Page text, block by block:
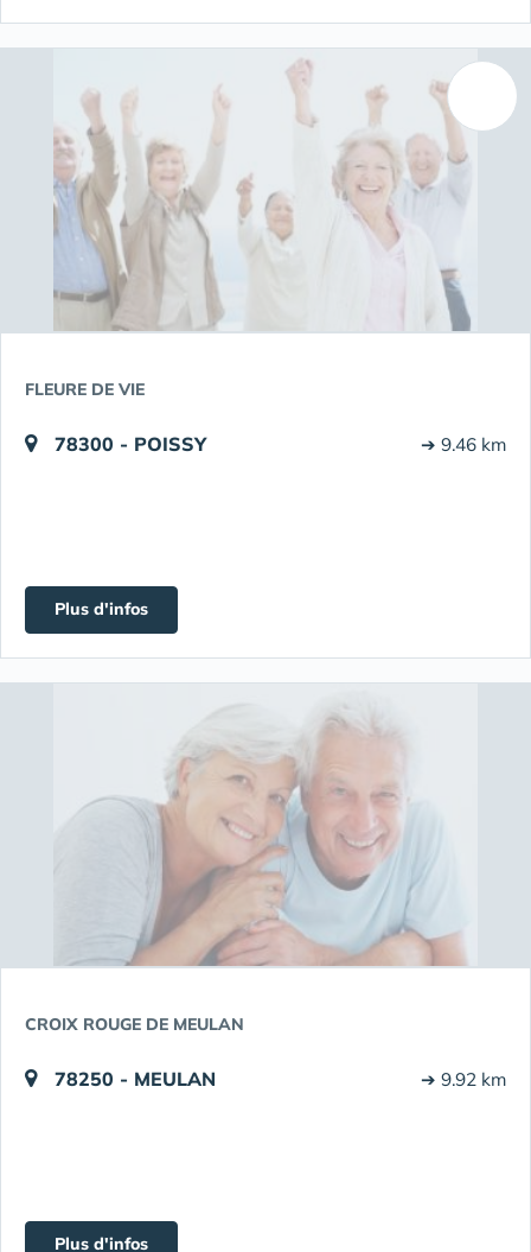
FLEURE DE VIE
78300 - POISSY ➔ 9.46 km
Plus d'infos
CROIX ROUGE DE MEULAN
78250 - MEULAN ➔ 9.92 km
Plus d'infos